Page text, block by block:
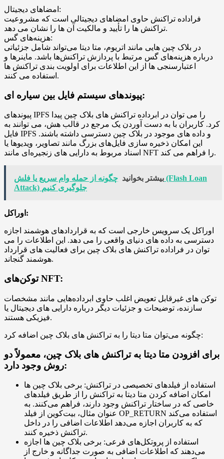
امضاهای دیجیتال:
فراداده تراکنش حاوی امضاهای دیجیتالی است که مشروعیت
تراکنش ها را تأیید و مالکیت آن ها را نشان می دهد.
هزینه‌های گس:
در بلاک‌ چین‌ هایی مانند اتریوم، متا دیتا می‌تواند شامل جزئیاتی
درباره هزینه‌های گس مرتبط با پردازش تراکنش‌ها باشد. ماینرها و
اعتبارسنجی ها از این اطلاعات برای اولویت بندی تراکنش ها
استفاده می کنند.
پیوندهای سیستم فایل بین سیاره ای:
پیوندهای IPFS را می توان در ابرداده تراکنش های بلاک چین پیدا
کرد. کاربران با به دست آوردن یک مرجع در قالب هش، می توانند به
فایل IPFS و داده های موجود در بلاک چین دسترسی داشته باشند.
این امکان ذخیره سازی فایل‌های بزرگ مانند تصاویر، ویدیوها یا
اسناد مربوط به دارایی‌ های زنجیره‌ای مانند NFT را فراهم می کند.
بیشتر بخوانید چگونه از حمله وام سریع یا فلش (Flash Loan
Attack) جلوگیری کنیم
اوراکل:
اوراکل یک سرویس خارجی است که به قراردادهای هوشمند اجازه
دسترسی به داده های دنیای واقعی را می دهد. این اطلاعات را می
توان در فراداده تراکنش های بلاک چین برای فعالیت های قرارداد
هوشمند گنجاند.
توکن‌های NFT:
توکن‌ های غیرقابل تعویض اغلب حاوی ابرداده‌هایی مانند مشخصات
سازنده، توضیحات و جزئیات دیگر درباره دارایی‌ های دیجیتال یا
فیزیکی هستند.
چگونه می‌توان متا دیتا را به تراکنش های بلاک چین اضافه کرد:
برای افزودن متا دیتا به تراکنش های بلاک چین، معمولاً دو
روش وجود دارد:
استفاده از فیلدهای تخصیصی در تراکنش: برخی بلاک چین ها
امکان اضافه کردن متا دیتا به تراکنش را از طریق فیلدهای
خاصی که در ساختار تراکنش وجود دارند، فراهم می‌کنند. به
عنوان مثال، بیت‌کوین از فیلد OP_RETURN استفاده می‌کند
که به کاربران اجازه می‌دهد اطلاعات اضافی را در داخل
تراکنش ذخیره کنند.
استفاده از پروتکل‌های فرعی: برخی بلاک چین ها اجازه
می‌دهند که اطلاعات اضافی به صورت جداگانه و خارج از